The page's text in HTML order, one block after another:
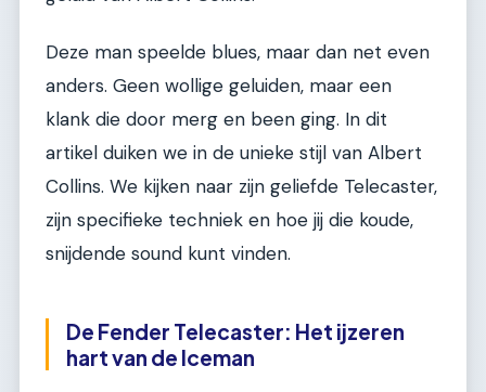
Deze man speelde blues, maar dan net even
anders. Geen wollige geluiden, maar een
klank die door merg en been ging. In dit
artikel duiken we in de unieke stijl van Albert
Collins. We kijken naar zijn geliefde Telecaster,
zijn specifieke techniek en hoe jij die koude,
snijdende sound kunt vinden.
De Fender Telecaster: Het ijzeren
hart van de Iceman